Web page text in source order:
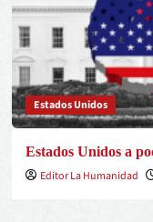
Estados Unidos
Estados Unidos a
Editor La Humanidad